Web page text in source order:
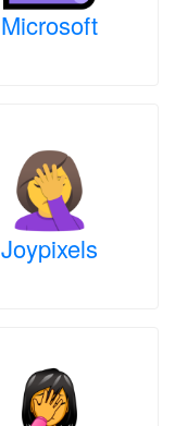
Microsoft
Joypixels